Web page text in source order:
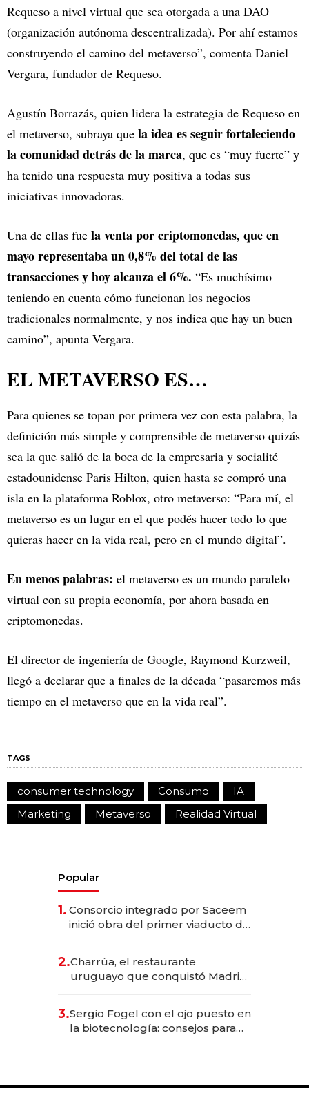
Requeso a nivel virtual que sea otorgada a una DAO
(organización autónoma descentralizada). Por ahí estamos
construyendo el camino del metaverso”, comenta Daniel
Vergara, fundador de Requeso.
Agustín Borrazás, quien lidera la estrategia de Requeso en
el metaverso, subraya que la idea es seguir fortaleciendo
la comunidad detrás de la marca, que es “muy fuerte” y
ha tenido una respuesta muy positiva a todas sus
iniciativas innovadoras.
Una de ellas fue la venta por criptomonedas, que en
mayo representaba un 0,8% del total de las
transacciones y hoy alcanza el 6%. “Es muchísimo
teniendo en cuenta cómo funcionan los negocios
tradicionales normalmente, y nos indica que hay un buen
camino”, apunta Vergara.
EL METAVERSO ES…
Para quienes se topan por primera vez con esta palabra, la
definición más simple y comprensible de metaverso quizás
sea la que salió de la boca de la empresaria y socialité
estadounidense Paris Hilton, quien hasta se compró una
isla en la plataforma Roblox, otro metaverso: “Para mí, el
metaverso es un lugar en el que podés hacer todo lo que
quieras hacer en la vida real, pero en el mundo digital”.
En menos palabras: el metaverso es un mundo paralelo
virtual con su propia economía, por ahora basada en
criptomonedas.
El director de ingeniería de Google, Raymond Kurzweil,
llegó a declarar que a finales de la década “pasaremos más
tiempo en el metaverso que en la vida real”.
TAGS
consumer technology Consumo
IA
Marketing
Metaverso Realidad Virtual
Popular
1. Consorcio integrado por Saceem
inició obra del primer viaducto de
millones
2.Charrúa, el restaurante
uruguayo que conquistó Madrid:
anticipación y prepara apertura
3.Sergio Fogel con el ojo puesto en
la biotecnología: consejos para